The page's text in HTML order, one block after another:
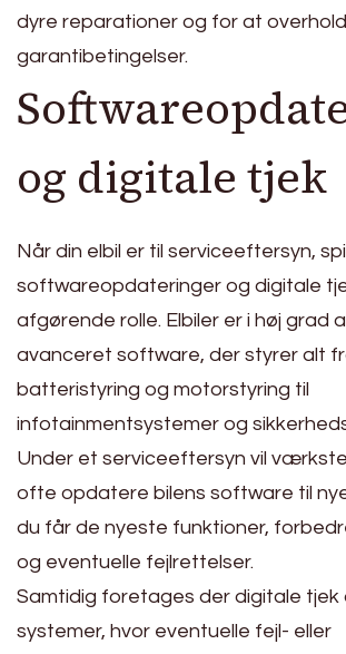
dyre reparationer og for at
garantibetingelser.
og digitale tjek
Når din elbil er til serviceeftersyn,
softwareopdateringer og digitale
afgørende rolle. Elbiler er i høj grad
avanceret software, der styrer alt
batteristyring og motorstyring til
infotainmentsystemer og
Under et serviceeftersyn vil
ofte opdatere bilens software til
du får de nyeste funktioner,
og eventuelle fejlrettelser.
Samtidig foretages der digitale tjek
systemer, hvor eventuelle fejl- eller